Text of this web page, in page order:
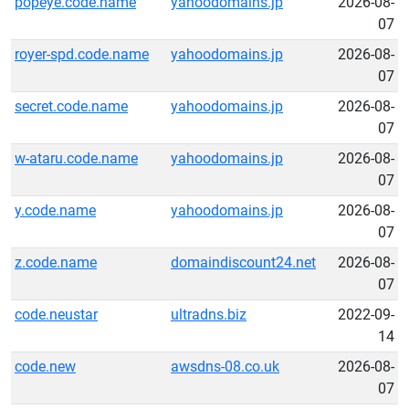
07
royer-spd.code.name
yahoodomains.jp
2026-08-
07
secret.code.name
yahoodomains.jp
2026-08-
07
w-ataru.code.name
yahoodomains.jp
2026-08-
07
y.code.name
yahoodomains.jp
2026-08-
07
z.code.name
domaindiscount24.net
2026-08-
07
code.neustar
ultradns.biz
2022-09-
14
code.new
awsdns-08.co.uk
2026-08-
07